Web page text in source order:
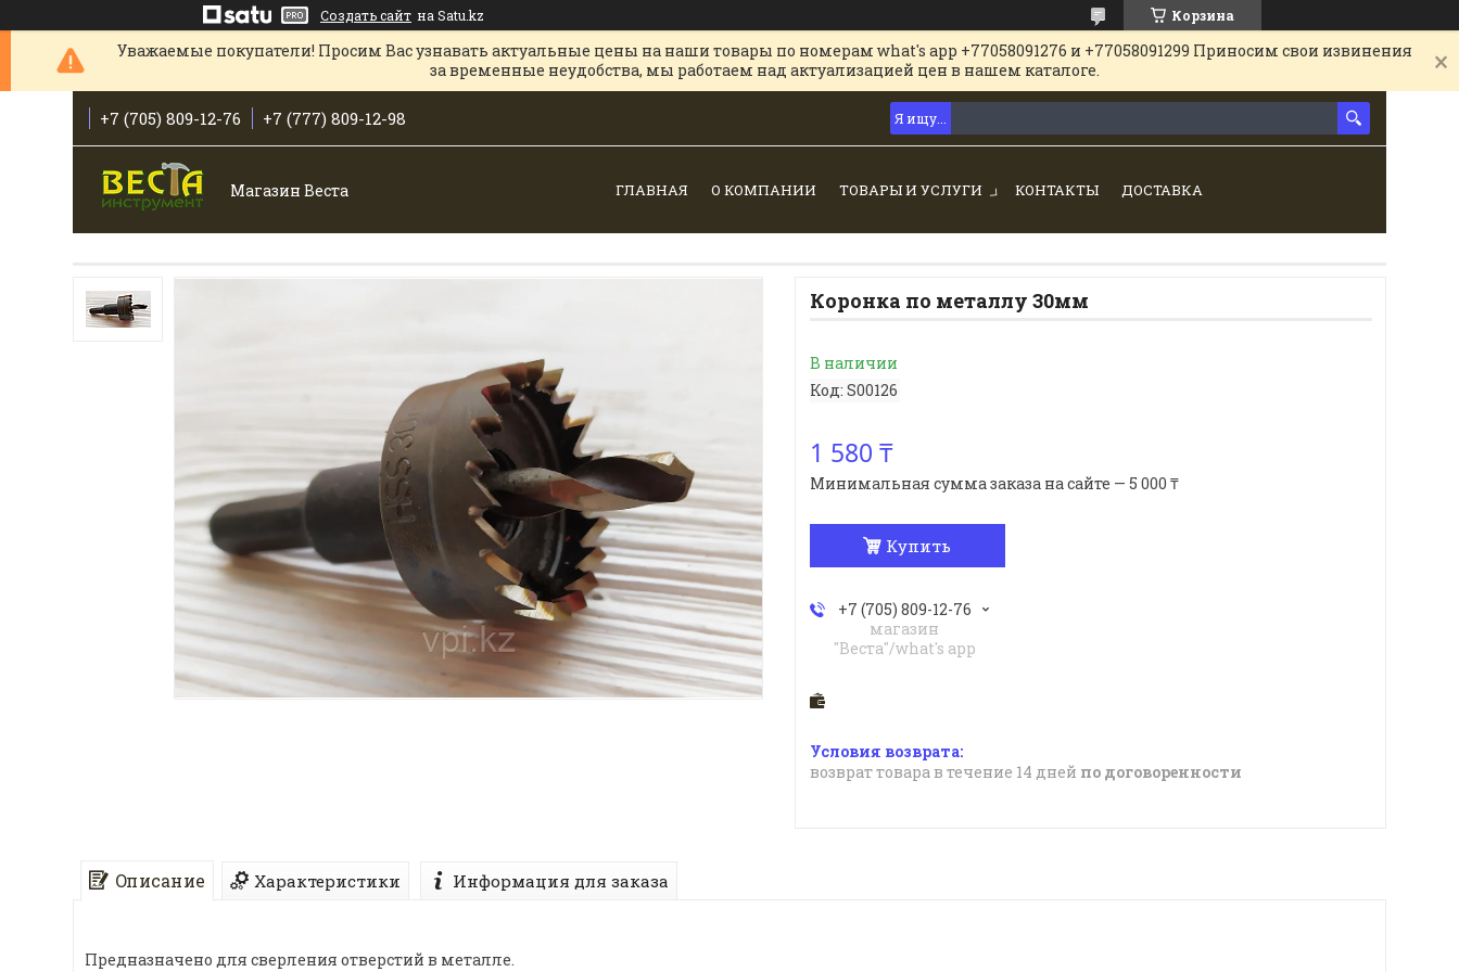
Создать сайт на Satu.kz Корзина
Уважаемые покупатели! Просим Вас узнавать актуальные цены на наши товары по номерам what's app +77058091276 и +77058091299 Приносим свои извинения
за временные неудобства, мы работаем над актуализацией цен в нашем каталоге.
+7 (705) 809-12-76 +7 (777) 809-12-98
Магазин Веста ГЛАВНАЯ О КОМПАНИИ ТОВАРЫ И УСЛУГИ КОНТАКТЫ ДОСТАВКА
Коронка по металлу 30мм
В наличии
Код: S00126
1 580 ₸
Минимальная сумма заказа на сайте — 5 000 ₸
Купить
+7 (705) 809-12-76
магазин
"Веста"/what's app
возврат товара в течение 14 дней по договоренности
Описание Характеристики Информация для заказа
Предназначено для сверления отверстий в металле.